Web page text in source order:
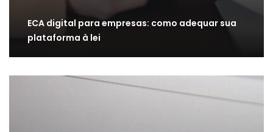
ECA digital para empresas: como adequar sua
plataforma à lei